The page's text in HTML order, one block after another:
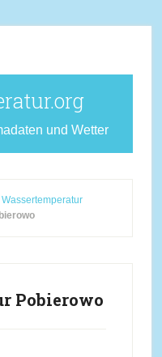
und Wetter
Wassertemperatur
Pobierowo